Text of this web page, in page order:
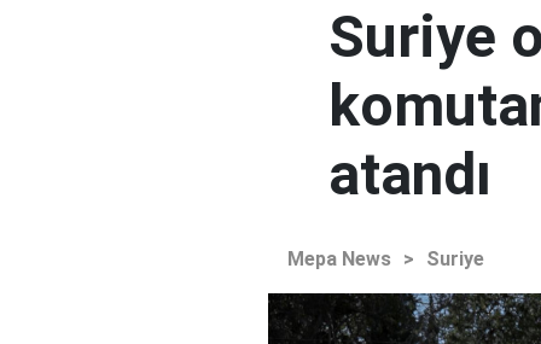
Suriye
atandı
Mepa News > Suriye